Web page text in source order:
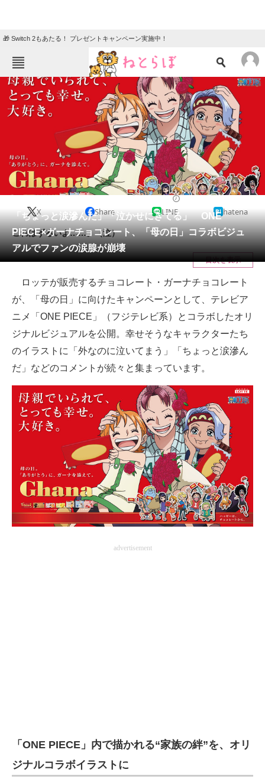
🎁 Switch 2もあたる！ プレゼントキャンペーン実施中！
ねとらぼメニュー
TOP ニュース
クイズ
地域
住まい 教育・育児
動物 リサーチ
会員記事
メディア
注目記事を集めた総合ページ
ITの今と未来を見通す
スマホと通信の最新トレンド
進化するPCとデバイスの未来
好きが集まる 比べて選べる
ビジネスと働き方のヒント
AI活用のいまが分かる
企業ITのトレンドを詳説
経営リーダーのコミュニティ
マーケ×ITの今がよく分かる
企業向けIT製品の総合サイト
ちょっと気になるネットの話題
「ちょっと涙滲んだ」「泣かせにきてる」 ONE
PIECE×ガーナチョコレート、「母の日」コラボビジュ
アルでファンの涙腺が崩壊
X Share LINE hatena
これはずるいよ……。（泣）
目次を表示
ロッテが販売するチョコレート・ガーナチョコレート
が、「母の日」に向けたキャンペーンとして、テレビア
ニメ「ONE PIECE」（フジテレビ系）とコラボしたオリ
ジナルビジュアルを公開。幸せそうなキャラクターたち
のイラストに「外なのに泣いてまう」「ちょっと涙滲ん
だ」などのコメントが続々と集まっています。
advertisement
「ONE PIECE」内で描かれる“家族の絆”を、オリ
ジナルコラボイラストに